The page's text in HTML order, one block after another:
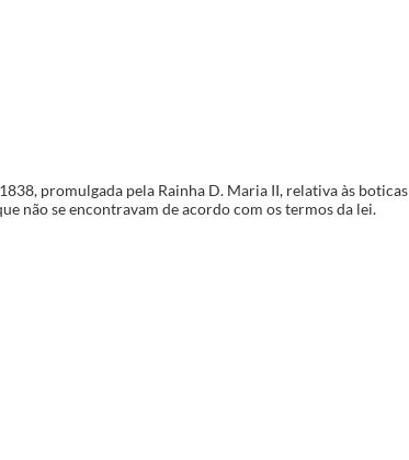
boticas
Farmacêutica Lusitana o auxílio e proteção que solicitarem
aos boticários
promulgada pela Rainha D. Maria II, relativa às boticas
não se encontravam de acordo com os termos da lei.